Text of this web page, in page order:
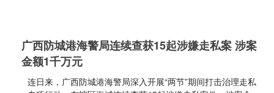
广西防城港海警局连续查获15起涉嫌走私案 涉案
金额1千万元
连日来，广西防城港海警局深入开展“两节”期间打击治理走私